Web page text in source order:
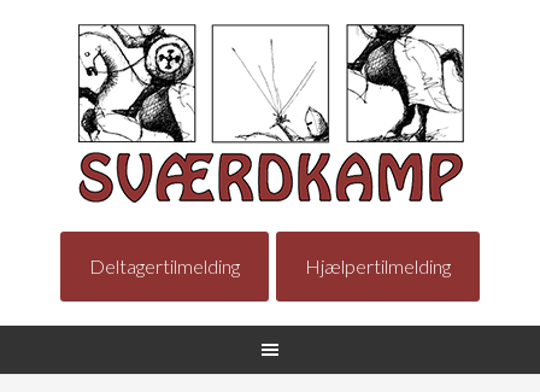
Deltagertilmelding Hjælpertilmelding